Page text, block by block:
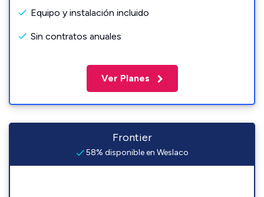
Equipo y instalación incluido
Sin contratos anuales
Ver Planes
Frontier
58% disponible en Weslaco